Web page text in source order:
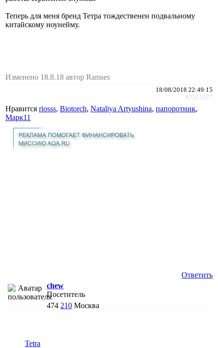
Теперь для меня бренд Тетра тождественен подвальному
китайскому ноунейму.
Изменено 18.8.18 автор Ramses
18/08/2018 22:49:15
#2525277
Нравится riosss, Biotorch, Nataliya Artyushina, папоротник,
Марк11
Ответить
chew
Посетитель
474 210 Москва
Tetra